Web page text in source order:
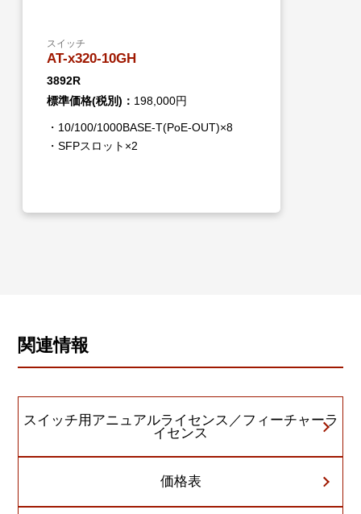
スイッチ
AT-x320-10GH
3892R
標準価格(税別)： 198,000円
・10/100/1000BASE-T(PoE-OUT)×8
・SFPスロット×2
関連情報
スイッチ用アニュアルライセンス／フィーチャーラ
イセンス
価格表